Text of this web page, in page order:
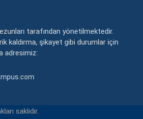
tarafından yönetilmektedir.
kaldırma, şikayet gibi durumlar için
adresimiz:
saklıdır.